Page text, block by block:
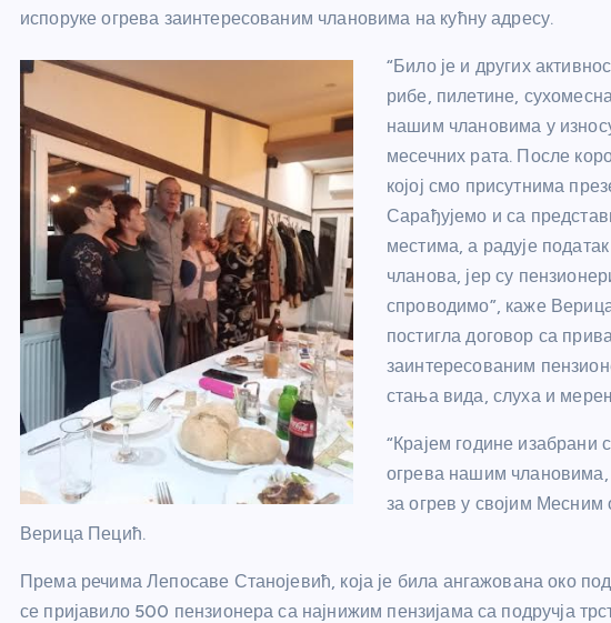
испоруке огрева заинтересованим члановима на кућну адресу.
“Било је и других
рибе, пилетине,
нашим члановима у
месечних рата. После
којој смо присутнима
Сарађујемо и са
местима, а радује
чланова, јер су
спроводимо”, каже
постигла договор са
заинтересованим
стања вида, слуха и
“Крајем године изабрани
огрева нашим члановима,
за огрев у својим Месним
Верица Пецић.
Према речима Лепосаве Станојевић, која је била ангажована око
се пријавило 500 пензионера са најнижим пензијама са подручја